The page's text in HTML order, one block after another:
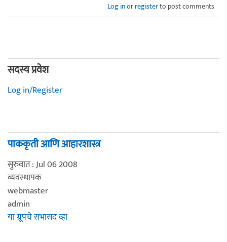
Log inorregisterto post comments
सदस्य प्रवेश
Log in/Register
पाककृती आणि आहारशास्त्र
सुरुवात : Jul 06 2008
व्यवस्थापक
webmaster
admin
या ग्रूपचे सभासद व्हा